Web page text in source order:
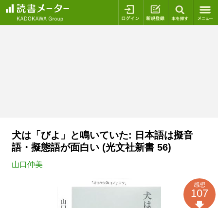
ログイン 新規登録
犬は「びよ」と鳴いていた: 日本語は擬音
語・擬態語が面白い (光文社新書 56)
山口仲美
感想
107